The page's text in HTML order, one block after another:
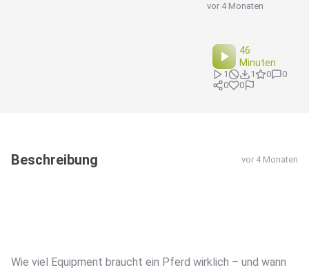
vor 4 Monaten
46
Minuten
1 1 0
0
0
0
Beschreibung vor 4 Monaten
Wie viel Equipment braucht ein Pferd wirklich – und wann